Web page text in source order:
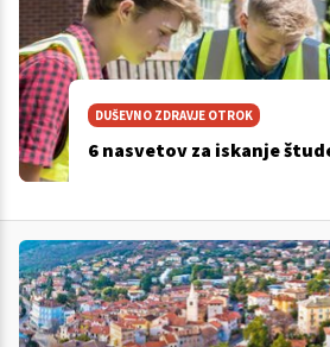
DUŠEVNO ZDRAVJE OTROK
6 nasvetov za iskanje